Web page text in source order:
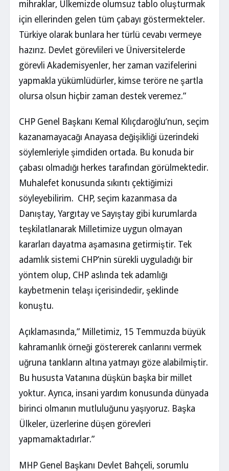
mihraklar, Ülkemizde olumsuz tablo oluşturmak
için ellerinden gelen tüm çabayı göstermekteler.
Türkiye olarak bunlara her türlü cevabı vermeye
hazırız. Devlet görevlileri ve Üniversitelerde
görevli Akademisyenler, her zaman vazifelerini
yapmakla yükümlüdürler, kimse teröre ne şartla
olursa olsun hiçbir zaman destek veremez.”
CHP Genel Başkanı Kemal Kılıçdaroğlu’nun, seçim
kazanamayacağı Anayasa değişikliği üzerindeki
söylemleriyle şimdiden ortada. Bu konuda bir
çabası olmadığı herkes tarafından görülmektedir.
Muhalefet konusunda sıkıntı çektiğimizi
söyleyebilirim. CHP, seçim kazanmasa da
Danıştay, Yargıtay ve Sayıştay gibi kurumlarda
teşkilatlanarak Milletimize uygun olmayan
kararları dayatma aşamasına getirmiştir. Tek
adamlık sistemi CHP’nin sürekli uyguladığı bir
yöntem olup, CHP aslında tek adamlığı
kaybetmenin telaşı içerisindedir, şeklinde
konuştu.
Açıklamasında,” Milletimiz, 15 Temmuzda büyük
kahramanlık örneği göstererek canlarını vermek
uğruna tankların altına yatmayı göze alabilmiştir.
Bu hususta Vatanına düşkün başka bir millet
yoktur. Ayrıca, insani yardım konusunda dünyada
birinci olmanın mutluluğunu yaşıyoruz. Başka
Ülkeler, üzerlerine düşen görevleri
yapmamaktadırlar.”
MHP Genel Başkanı Devlet Bahçeli, sorumlu